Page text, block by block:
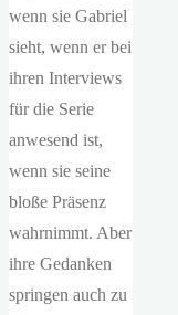
wenn sie Gabriel
sieht, wenn er bei
ihren Interviews
für die Serie
anwesend ist,
wenn sie seine
bloße Präsenz
wahrnimmt. Aber
ihre Gedanken
springen auch zu